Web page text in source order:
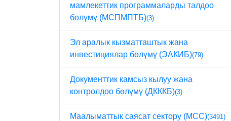
мамлекеттик программаларды талдоо
бөлүмү (МСПМПТБ)(3)
Эл аралык кызматташтык жана
инвестициялар бөлүмү (ЭАКИБ)(79)
Документтик камсыз кылуу жана
контролдоо бөлүмү (ДКККБ)(3)
Маалыматтык саясат сектору (МСС)(3491)